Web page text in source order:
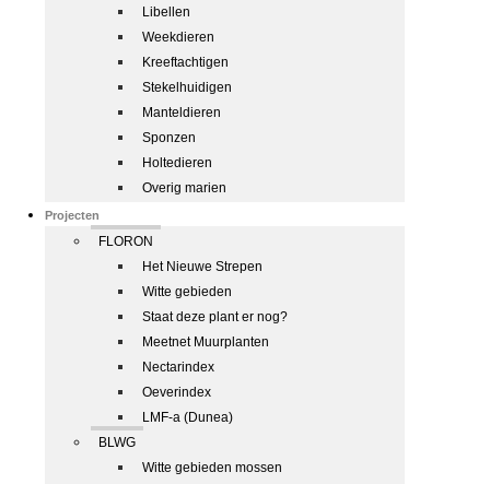
Libellen
Weekdieren
Kreeftachtigen
Stekelhuidigen
Manteldieren
Sponzen
Holtedieren
Overig marien
Projecten
FLORON
Het Nieuwe Strepen
Witte gebieden
Staat deze plant er nog?
Meetnet Muurplanten
Nectarindex
Oeverindex
LMF-a (Dunea)
BLWG
Witte gebieden mossen